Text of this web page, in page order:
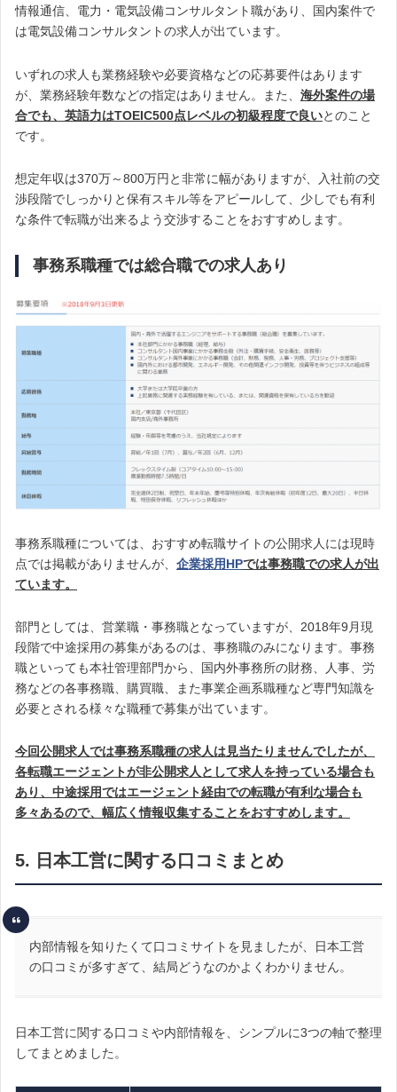
情報通信、電力・電気設備コンサルタント職があり、国内案件で
は電気設備コンサルタントの求人が出ています。
いずれの求人も業務経験や必要資格などの応募要件はあります
が、業務経験年数などの指定はありません。また、 海外案件の場
合でも、英語力はTOEIC500点レベルの初級程度で良いとのこと
です。
想定年収は370万～800万円と非常に幅がありますが、入社前の交
渉段階でしっかりと保有スキル等をアピールして、少しでも有利
な条件で転職が出来るよう交渉することをおすすめします。
事務系職種では総合職での求人あり
事務系職種については、おすすめ転職サイトの公開求人には現時
点では掲載がありませんが、 企業採用HPでは事務職での求人が出
ています。
部門としては、営業職・事務職となっていますが、2018年9月現
段階で中途採用の募集があるのは、事務職のみになります。事務
職といっても本社管理部門から、国内外事務所の財務、人事、労
務などの各事務職、購買職、また事業企画系職種など専門知識を
必要とされる様々な職種で募集が出ています。
今回公開求人では事務系職種の求人は見当たりませんでしたが、
各転職エージェントが非公開求人として求人を持っている場合も
あり、中途採用ではエージェント経由での転職が有利な場合も
多々あるので、幅広く情報収集することをおすすめします。
5. 日本工営に関する口コミまとめ
内部情報を知りたくて口コミサイトを見ましたが、日本工営
の口コミが多すぎて、結局どうなのかよくわかりません。
日本工営に関する口コミや内部情報を、シンプルに3つの軸で整理
してまとめました。